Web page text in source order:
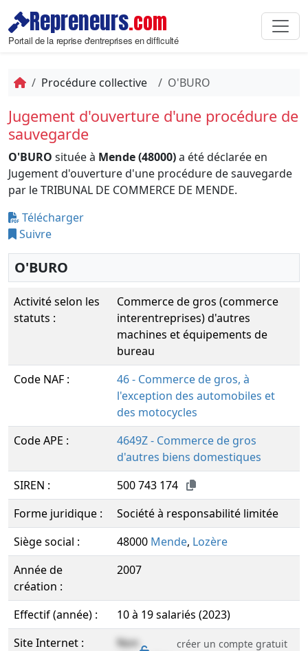
Repreneurs.com
Portail de la reprise d'entreprises en difficulté
Procédure collective O'BURO
Jugement d'ouverture d'une procédure de
sauvegarde
O'BURO située à Mende (48000)a été déclarée en
Jugement d'ouverture d'une procédure de sauvegarde
par le TRIBUNAL DE COMMERCE DE MENDE.
Télécharger
Suivre
O'BURO
Activité selon les
statuts :
Commerce de gros (commerce
interentreprises) d'autres
machines et équipements de
bureau
Code NAF :
46 - Commerce de gros, à
l'exception des automobiles et
des motocycles
Code APE :
4649Z - Commerce de gros
d'autres biens domestiques
SIREN :
500 743 174
Forme juridique :
Société à responsabilité limitée
Siège social :
48000 Mende, Lozère
Année de
création :
2007
Effectif (année) :
10 à 19 salariés (2023)
Site Internet :
Non
créer un compte gratuit